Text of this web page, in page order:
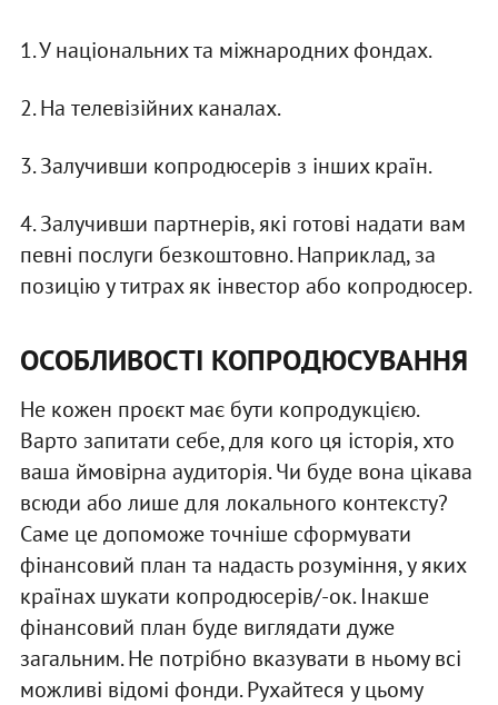
1. У національних та міжнародних фондах.
2. На телевізійних каналах.
3. Залучивши копродюсерів з інших країн.
4. Залучивши партнерів, які готові надати вам
певні послуги безкоштовно. Наприклад, за
позицію у титрах як інвестор або копродюсер.
ОСОБЛИВОСТІ КОПРОДЮСУВАННЯ
Не кожен проєкт має бути копродукцією.
Варто запитати себе, для кого ця історія, хто
ваша ймовірна аудиторія. Чи буде вона цікава
всюди або лише для локального контексту?
Саме це допоможе точніше сформувати
фінансовий план та надасть розуміння, у яких
країнах шукати копродюсерів/-ок. Інакше
фінансовий план буде виглядати дуже
загальним. Не потрібно вказувати в ньому всі
можливі відомі фонди. Рухайтеся у цьому